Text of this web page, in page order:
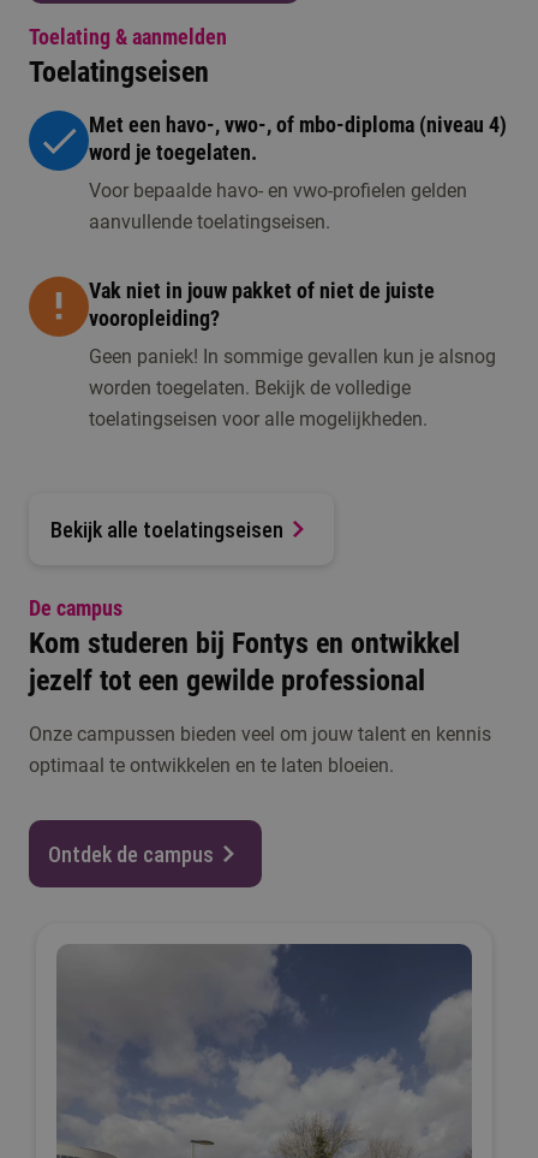
Toelating & aanmelden
Toelatingseisen
Met een havo-, vwo-, of mbo-diploma (niveau 4)
word je toegelaten.
Voor bepaalde havo- en vwo-profielen gelden
aanvullende toelatingseisen.
Vak niet in jouw pakket of niet de juiste
vooropleiding?
Geen paniek! In sommige gevallen kun je alsnog
worden toegelaten. Bekijk de volledige
toelatingseisen voor alle mogelijkheden.
Bekijk alle toelatingseisen
De campus
Kom studeren bij Fontys en ontwikkel
jezelf tot een gewilde professional
Onze campussen bieden veel om jouw talent en kennis
optimaal te ontwikkelen en te laten bloeien.
Ontdek de campus